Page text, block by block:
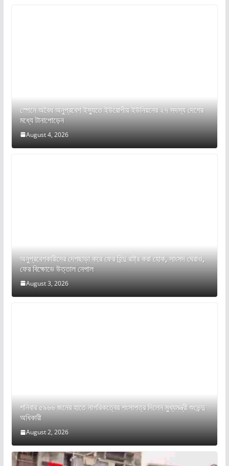
স্পেনে অবৈধ অনুপ্রবেশ ইস্যুতে ইউরোপীয় ইউনিয়নের ২৭ সদস্য দেশের
মধ্যে টানাপোড়েন
August 4, 2026
অনুপ্রবেশকারীদের দেশছাড়া করে ফের হিন্দু রাষ্ট্র করা হোক, সাংসদ ঘেরাও,
ফের বিক্ষোভে উত্তাল নেপাল
August 3, 2026
শনিবার ৫৯৬৬ জনের হাতে নাগরিকত্বের শংসাপত্র দিলেন মুখ্যমন্ত্রী শুভেন্দু
অধিকারী
August 2, 2026